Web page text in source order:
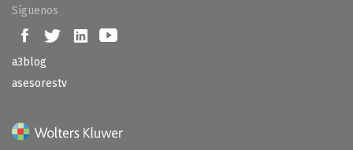
Síguenos
a3blog
asesorestv